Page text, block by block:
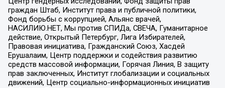
граждан Штаб, Институт права и публичной политики,
Фонд борьбы с коррупцией, Альянс врачей,
НАСИЛИЮ.НЕТ, Мы против СПИДа, СВЕЧА, Гуманитарное
действие, Открытый Петербург, Лига Избирателей,
Правовая инициатива, Гражданский Союз, Хасдей
Ерушалаим, Центр поддержки и содействия развитию
средств массовой информации, Горячая Линия, В защиту
прав заключенных, Институт глобализации и социальных
движений, Центр социально-информационных инициатив